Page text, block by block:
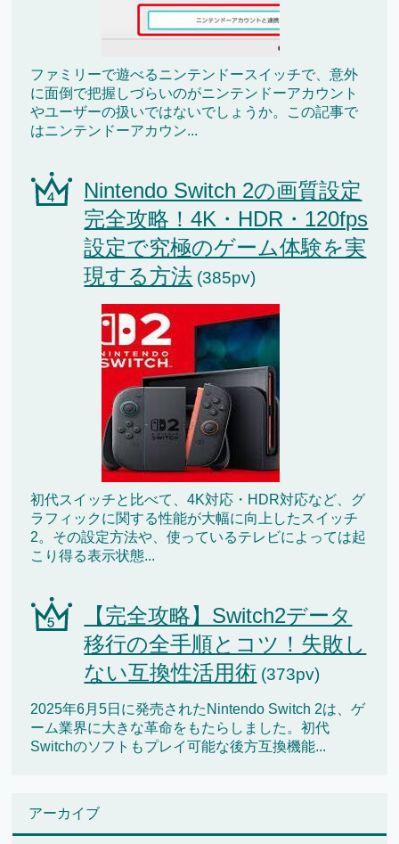
ファミリーで遊べるニンテンドースイッチで、意外
に面倒で把握しづらいのがニンテンドーアカウント
やユーザーの扱いではないでしょうか。この記事で
はニンテンドーアカウン...
Nintendo Switch 2の画質設定
完全攻略！4K・HDR・120fps
設定で究極のゲーム体験を実
現する方法 (385pv)
初代スイッチと比べて、4K対応・HDR対応など、グ
ラフィックに関する性能が大幅に向上したスイッチ
2。その設定方法や、使っているテレビによっては起
こり得る表示状態...
【完全攻略】Switch2データ
移行の全手順とコツ！失敗し
ない互換性活用術 (373pv)
2025年6月5日に発売されたNintendo Switch 2は、ゲ
ーム業界に大きな革命をもたらしました。初代
Switchのソフトもプレイ可能な後方互換機能...
アーカイブ